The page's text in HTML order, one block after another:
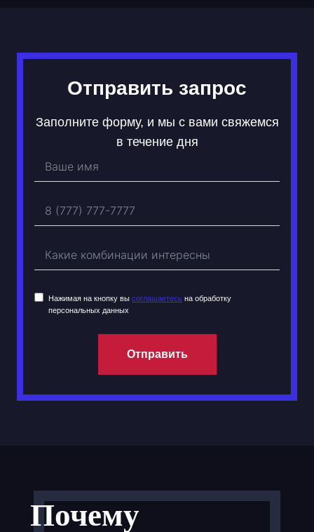
Отправить запрос
Заполните форму, и мы с вами свяжемся
в течение дня
Нажимая на кнопку вы соглашаетесь на обработку
персональных данных
Отправить
Почему